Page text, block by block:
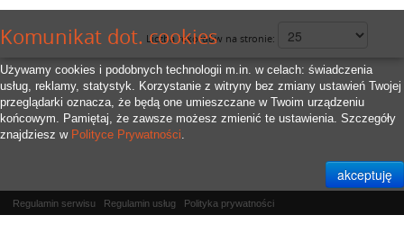
Komunikat dot. cookies
Używamy cookies i podobnych technologii m.in. w celach: świadczenia
usług, reklamy, statystyk. Korzystanie z witryny bez zmiany ustawień Twojej
przeglądarki oznacza, że będą one umieszczane w Twoim urządzeniu
końcowym. Pamiętaj, że zawsze możesz zmienić te ustawienia. Szczegóły
znajdziesz w Polityce Prywatności.
Liczba rekordów na stronie:
Regulamin serwisu Regulamin usług
Polityka prywatności